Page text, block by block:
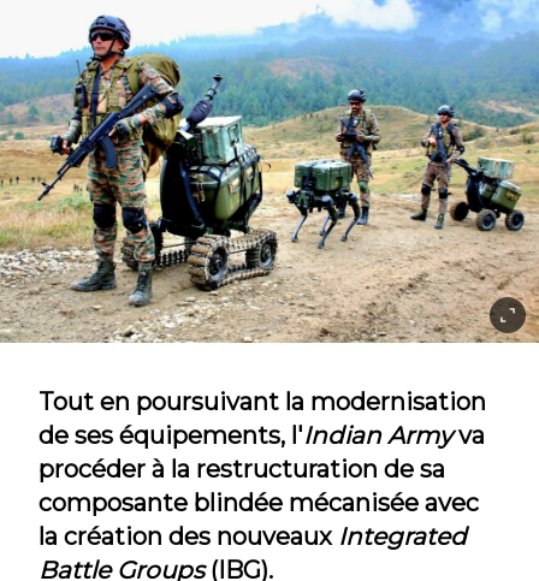
Tout en poursuivant la modernisation
de ses équipements, l'Indian Armyva
procéder à la restructuration de sa
composante blindée mécanisée avec
la création des nouveaux Integrated
Battle Groups(IBG).